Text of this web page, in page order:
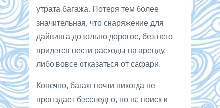
утрата багажа. Потеря тем более
значительная, что снаряжение для
дайвинга довольно дорогое, без него
придется нести расходы на аренду,
либо вовсе отказаться от сафари.
Конечно, багаж почти никогда не
пропадает бесследно, но на поиск и